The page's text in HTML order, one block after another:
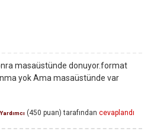
masaüstünde donuyor.format
yok Ama masaüstünde var
Yardımcı (450 puan) tarafından cevaplandı